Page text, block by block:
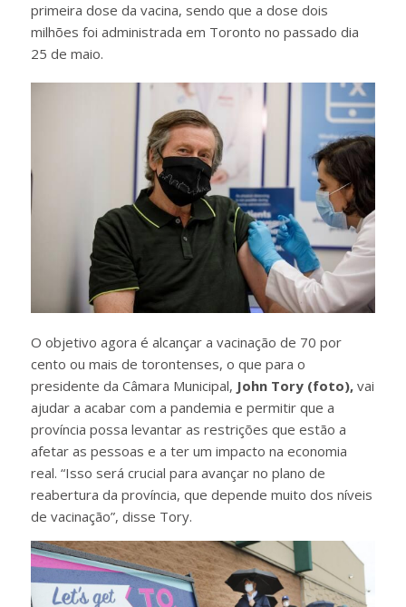
primeira dose da vacina, sendo que a dose dois
milhões foi administrada em Toronto no passado dia
25 de maio.
O objetivo agora é alcançar a vacinação de 70 por
cento ou mais de torontenses, o que para o
presidente da Câmara Municipal, John Tory (foto),vai
ajudar a acabar com a pandemia e permitir que a
província possa levantar as restrições que estão a
afetar as pessoas e a ter um impacto na economia
real. “Isso será crucial para avançar no plano de
reabertura da província, que depende muito dos níveis
de vacinação”, disse Tory.